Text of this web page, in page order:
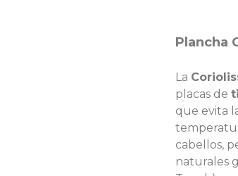
Plancha
La
placas de
que evita
cabellos,
naturales